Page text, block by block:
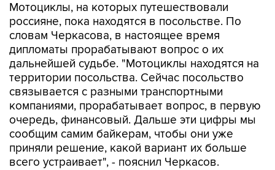
Мотоциклы, на которых путешествовали
россияне, пока находятся в посольстве. По
словам Черкасова, в настоящее время
дипломаты прорабатывают вопрос о их
дальнейшей судьбе. "Мотоциклы находятся на
территории посольства. Сейчас посольство
связывается с разными транспортными
компаниями, прорабатывает вопрос, в первую
очередь, финансовый. Дальше эти цифры мы
сообщим самим байкерам, чтобы они уже
приняли решение, какой вариант их больше
всего устраивает", - пояснил Черкасов.